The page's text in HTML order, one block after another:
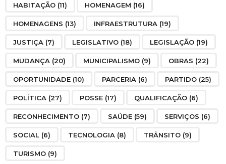
HABITAÇÃO (11) HOMENAGEM (16)
HOMENAGENS (13) INFRAESTRUTURA (19)
JUSTIÇA (7) LEGISLATIVO (18) LEGISLAÇÃO (19)
MUDANÇA (20) MUNICIPALISMO (9) OBRAS (22)
OPORTUNIDADE (10) PARCERIA (6) PARTIDO (25)
POLÍTICA (27) POSSE (17) QUALIFICAÇÃO (6)
RECONHECIMENTO (7) SAÚDE (59) SERVIÇOS (6)
SOCIAL (6) TECNOLOGIA (8) TRÂNSITO (9)
TURISMO (9)